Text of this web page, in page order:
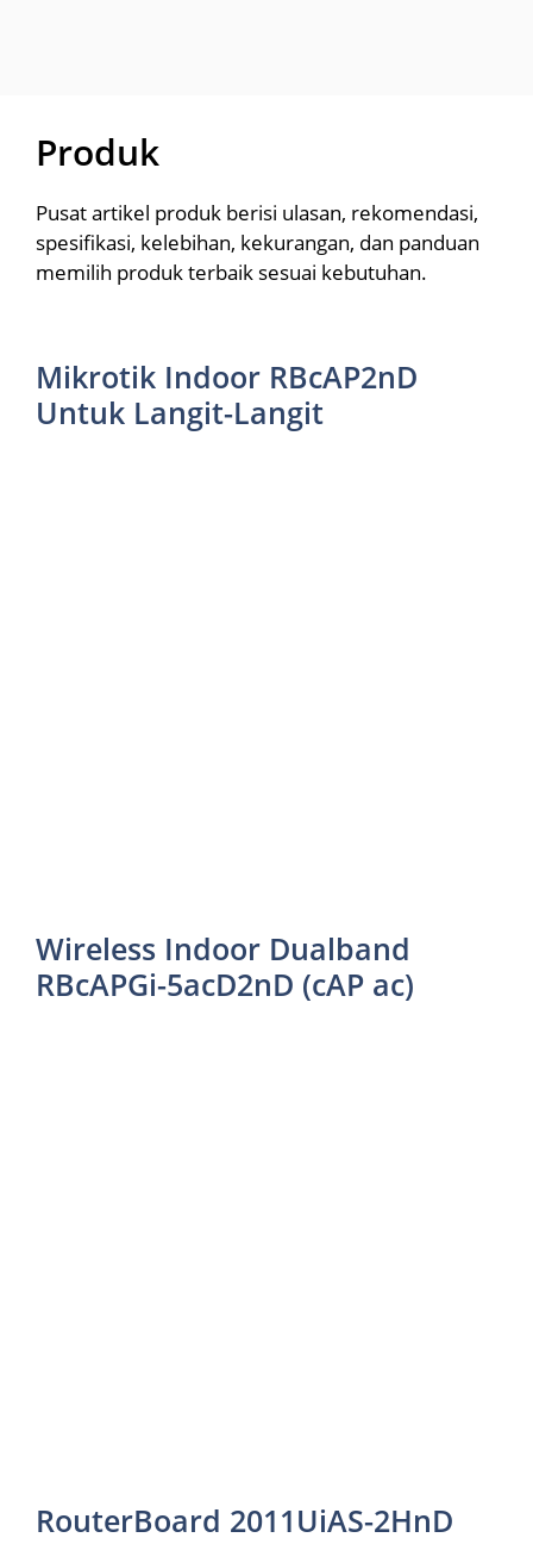
Produk
Pusat artikel produk berisi ulasan, rekomendasi,
spesifikasi, kelebihan, kekurangan, dan panduan
memilih produk terbaik sesuai kebutuhan.
Mikrotik Indoor RBcAP2nD
Untuk Langit-Langit
Wireless Indoor Dualband
RBcAPGi-5acD2nD (cAP ac)
RouterBoard 2011UiAS-2HnD